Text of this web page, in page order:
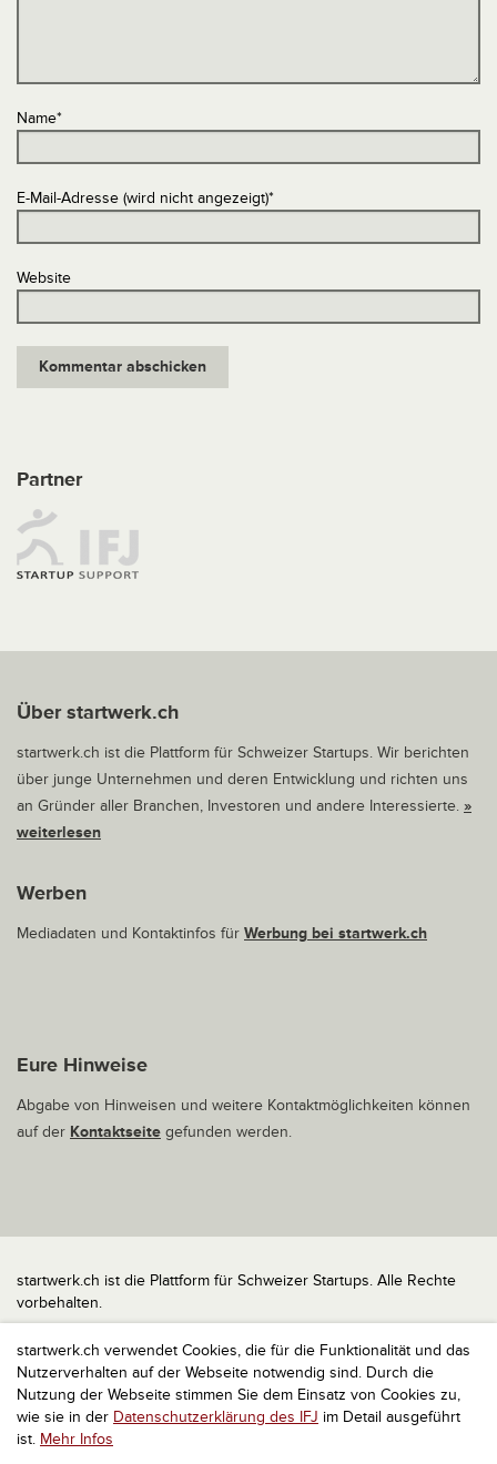
startwerk.ch verwendet Cookies, die für die Funktionalität und das
Nutzerverhalten auf der Webseite notwendig sind. Durch die
Nutzung der Webseite stimmen Sie dem Einsatz von Cookies zu,
wie sie in der Datenschutzerklärung des IFJ im Detail ausgeführt
ist. Mehr Infos
Name*
E-Mail-Adresse (wird nicht angezeigt)*
Website
Partner
Über startwerk.ch
startwerk.ch ist die Plattform für Schweizer Startups. Wir berichten
über junge Unternehmen und deren Entwicklung und richten uns
an Gründer aller Branchen, Investoren und andere Interessierte. »
weiterlesen
Werben
Mediadaten und Kontaktinfos für Werbung bei startwerk.ch
Eure Hinweise
Abgabe von Hinweisen und weitere Kontaktmöglichkeiten können
auf der Kontaktseite gefunden werden.
startwerk.ch ist die Plattform für Schweizer Startups. Alle Rechte
vorbehalten.
Impressum
Kontakt
nach oben